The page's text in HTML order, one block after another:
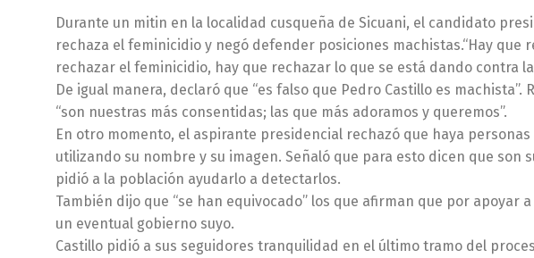
Durante un mitin en la localidad cusqueña de Sicuani, el candidato
rechaza el feminicidio y negó defender posiciones machistas.“Hay
rechazar el feminicidio, hay que rechazar lo que se está dando contra
De igual manera, declaró que “es falso que Pedro Castillo es
“son nuestras más consentidas; las que más adoramos y queremos”.
En otro momento, el aspirante presidencial rechazó que haya
utilizando su nombre y su imagen. Señaló que para esto dicen que son
pidió a la población ayudarlo a detectarlos.
También dijo que “se han equivocado” los que afirman que por apoyar
un eventual gobierno suyo.
Castillo pidió a sus seguidores tranquilidad en el último tramo del